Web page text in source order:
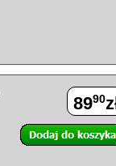
8990